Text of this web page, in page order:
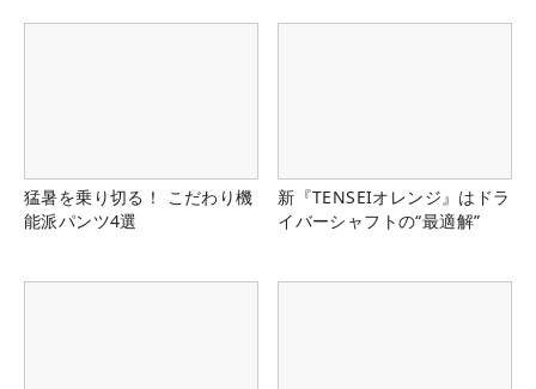
猛暑を乗り切る！ こだわり機
能派パンツ4選
新『TENSEIオレンジ』はドラ
イバーシャフトの“最適解”